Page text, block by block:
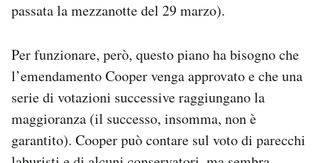
passata la mezzanotte del 29 marzo).
Per funzionare, però, questo piano ha bisogno che
l’emendamento Cooper venga approvato e che una
serie di votazioni successive raggiungano la
maggioranza (il successo, insomma, non è
garantito). Cooper può contare sul voto di parecchi